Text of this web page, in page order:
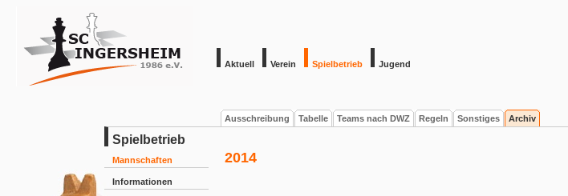
Aktuell Verein Spielbetrieb Jugend
Ausschreibung Tabelle Teams nach DWZ Regeln Sonstiges Archiv
Spielbetrieb
Mannschaften
Informationen
2014